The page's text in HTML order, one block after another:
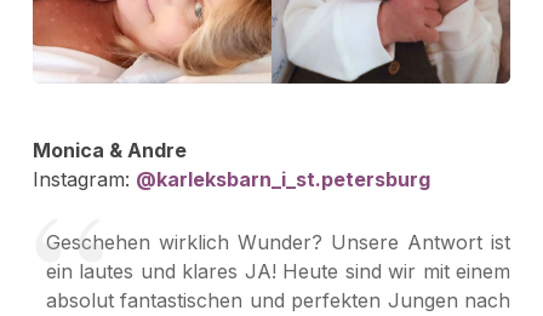
Monica & Andre
Instagram: @karleksbarn_i_st.petersburg
Geschehen wirklich Wunder? Unsere Antwort ist
ein lautes und klares JA! Heute sind wir mit einem
absolut fantastischen und perfekten Jungen nach